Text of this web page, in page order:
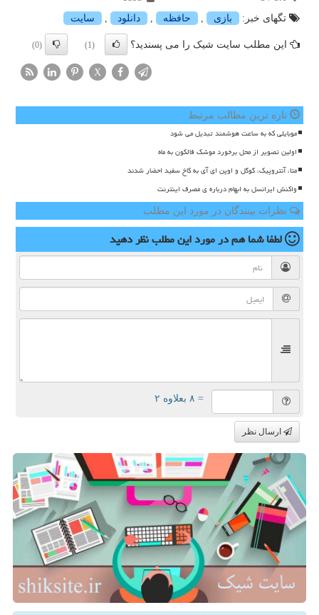
تگهای خبر:
بازی , حافظه , دانلود , سایت
این مطلب سایت شیک را می پسندید؟ (1)
(0)
X
تازه ترین مطالب مرتبط
موبایلی که به ساعت هوشمند تبدیل می شود
اولین تصویر از محل برخورد موشک فالکون به ماه
متا، آنتروپیک، گوگل و اوپن ای آی به کاخ سفید احضار شدند
واکنش ایرانسل به ابهام درباره ی مصرف اینترنت
نظرات بینندگان در مورد این مطلب
لطفا شما همدر مورد این مطلبنظر دهید
= ۸ بعلاوه ۲
ارسال نظر